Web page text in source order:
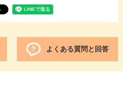
よくある質問と回答